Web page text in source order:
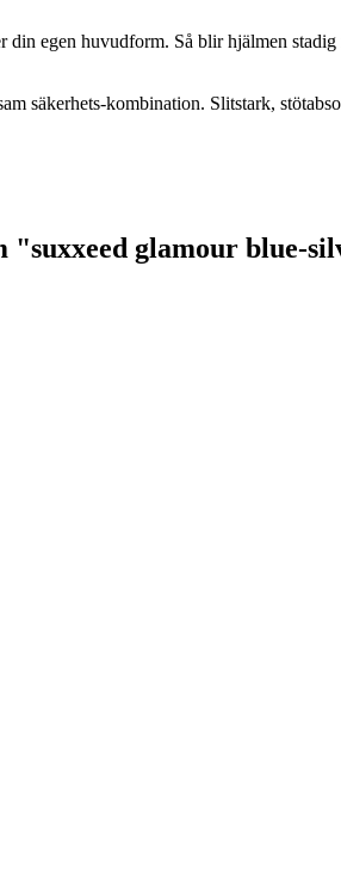
din egen huvudform. Så blir hjälmen
säkerhets-kombination. Slitstark,
"suxxeed glamour blue-